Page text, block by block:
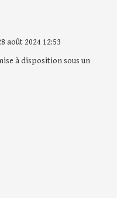
août 2024 12:53
à disposition sous un